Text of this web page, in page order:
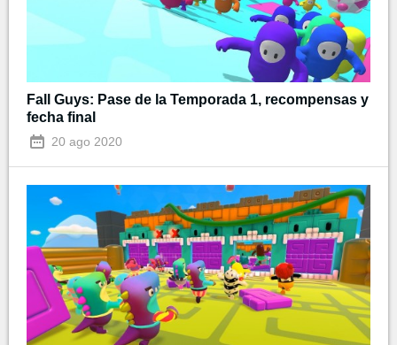
Fall Guys: Pase de la Temporada 1, recompensas y
fecha final
20 ago 2020